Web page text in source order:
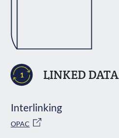
1 LINKED DATA
Interlinking
OPAC